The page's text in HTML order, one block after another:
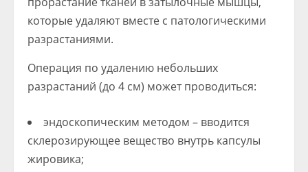
которые удаляют вместе с патологическими
разрастаниями.
Операция по удалению небольших
разрастаний (до 4 см) может проводиться:
эндоскопическим методом – вводится
склерозирующее вещество внутрь капсулы
жировика;